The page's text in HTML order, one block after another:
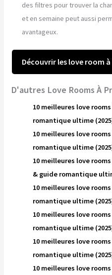
des filtres pour trouver la
et en semaine peut aussi
avantageux.
Découvrir les love room
D'autres Love Rooms À
10 meilleures love
romantique ultime
10 meilleures love
romantique ultime
10 meilleures love
& guide romantique
10 meilleures love
romantique ultime
10 meilleures love
romantique ultime
10 meilleures love
romantique ultime
10 meilleures love